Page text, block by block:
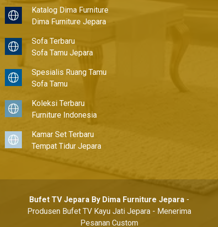
Katalog Dima Furniture
Dima Furniture Jepara
Sofa Terbaru
Sofa Tamu Jepara
Spesialis Ruang Tamu
Sofa Tamu
Koleksi Terbaru
Furniture Indonesia
Kamar Set Terbaru
Tempat Tidur Jepara
Bufet TV Jepara By Dima Furniture Jepara-
Produsen Bufet TV Kayu Jati Jepara - Menerima
Pesanan Custom